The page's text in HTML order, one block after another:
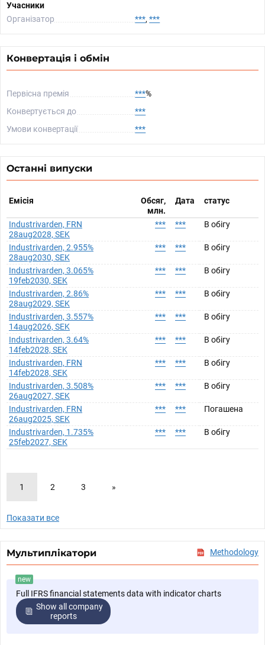
Учасники
Організатор
***, ***
Конвертація і обмін
Первісна премія ***%
Конвертується до
***
Умови конвертації
***
Останні випуски
Емісія
Обсяг,
млн.
Дата статус
Industrivarden, FRN
28aug2028, SEK
*** *** В обігу
Industrivarden, 2.955%
28aug2030, SEK
*** *** В обігу
Industrivarden, 3.065%
19feb2030, SEK
*** *** В обігу
Industrivarden, 2.86%
28aug2029, SEK
*** *** В обігу
Industrivarden, 3.557%
14aug2026, SEK
*** *** В обігу
Industrivarden, 3.64%
14feb2028, SEK
*** *** В обігу
Industrivarden, FRN
14feb2028, SEK
*** *** В обігу
Industrivarden, 3.508%
26aug2027, SEK
*** *** В обігу
Industrivarden, FRN
26aug2025, SEK
*** *** Погашена
Industrivarden, 1.735%
25feb2027, SEK
*** *** В обігу
1 2 3 »
Показати все
Мультиплікатори Methodology
new
Full IFRS financial statements data with indicator charts
Show all company
reports